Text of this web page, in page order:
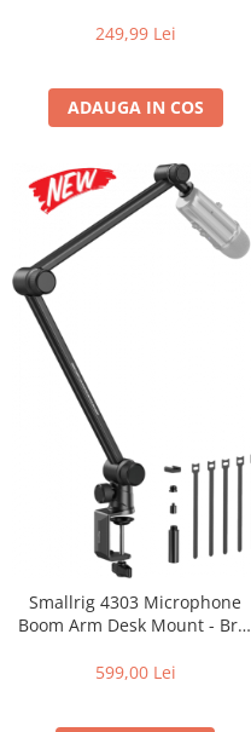
249,99 Lei
ADAUGA IN COS
Smallrig 4303 Microphone
Boom Arm Desk Mount - Brat
de studio
599,00 Lei